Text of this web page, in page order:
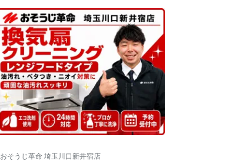
おそうじ革命 埼玉川口新井宿店